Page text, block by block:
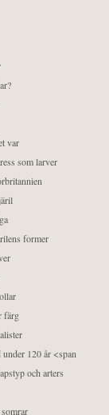
var
som larver
former
färg
120 år <span
och arters